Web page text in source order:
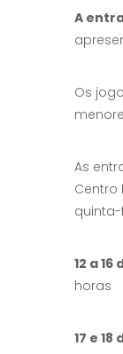
A
Os
As
Centro
quinta-
12 a
horas
17 e